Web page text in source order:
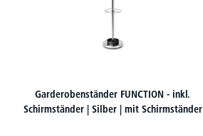
Garderobenständer FUNCTION - inkl.
Schirmständer | Silber | mit Schirmständer